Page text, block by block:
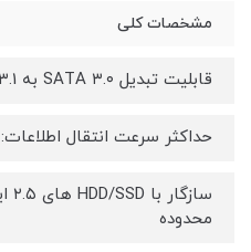
مشخصات کلی
قابلیت تبدیل SATA ۳.۰ به USB ۳.1
حداکثر سرعت انتقال اطلاعات: ۶ گیگابایت بر ثانیه
محدوده